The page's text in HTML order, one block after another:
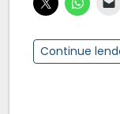
Continue